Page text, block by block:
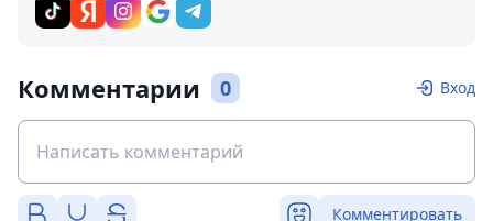
Комментарии 0 Вход
Комментировать